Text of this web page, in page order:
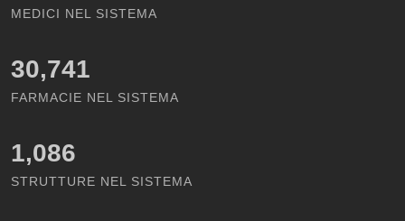
MEDICI NEL SISTEMA
30,741
FARMACIE NEL SISTEMA
1,086
STRUTTURE NEL SISTEMA